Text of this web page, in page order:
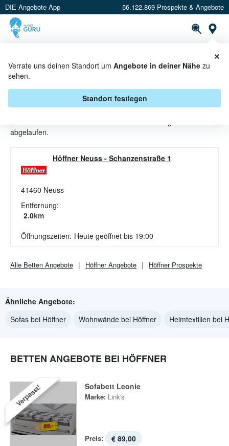
DIE Angebote App 56.122.869 Prospekte & Angebote
Verrate uns deinen Standort um Angebote in deiner Nähe zu
sehen.
Standort festlegen
×
BETTEN ANGEBOTE & AKTIONEN
BEI HÖFFNER
abgelaufen.
Höffner Neuss - Schanzenstraße 1
41460 Neuss
Entfernung:
2.0km
Öffnungszeiten: Heute geöffnet bis 19:00
Alle Betten Angebote HöffnerAngebote HöffnerProspekte
Ähnliche Angebote:
Sofas bei Höffner
Wohnwände bei Höffner Heimtextilien bei
BETTEN ANGEBOTE BEI HÖFFNER
Verpasst! Sofabett Leonie
Marke: Link's
Preis: € 89,00